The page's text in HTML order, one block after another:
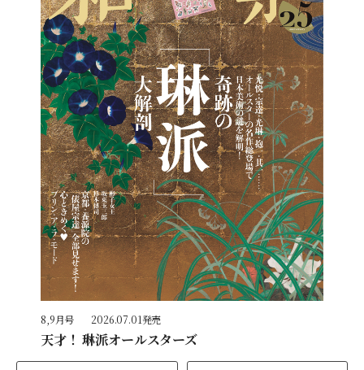
8,9月号 2026.07.01発売
天才！ 琳派オールスターズ